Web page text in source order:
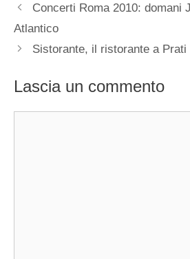
Concerti Roma 2010: domani
Atlantico
Sistorante, il ristorante a Prati
Lascia un commento